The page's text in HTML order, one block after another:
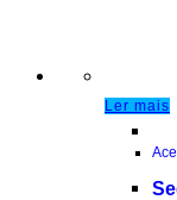
Ler mais